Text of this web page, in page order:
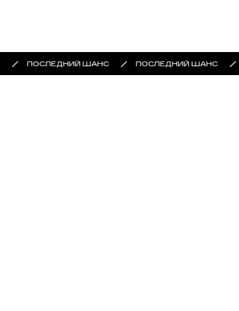
ПОСЛЕДНИЙ ШАНС ПОСЛЕДНИЙ ШАНС